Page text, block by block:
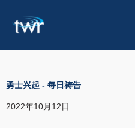
勇士兴起 - 每日祷告
2022年10月12日